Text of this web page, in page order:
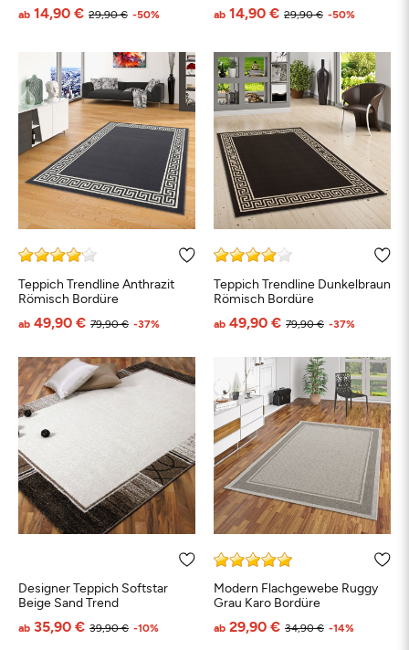
29,90 €
ab 14,90 € -50% 29,90 €
ab 14,90 € -50%
Teppich Trendline Anthrazit
Römisch Bordüre
79,90 €
ab 49,90 € -37%
Teppich Trendline Dunkelbraun
Römisch Bordüre
79,90 €
ab 49,90 € -37%
Designer Teppich Softstar
Beige Sand Trend
39,90 €
ab 35,90 € -10%
Modern Flachgewebe Ruggy
Grau Karo Bordüre
34,90 €
ab 29,90 € -14%